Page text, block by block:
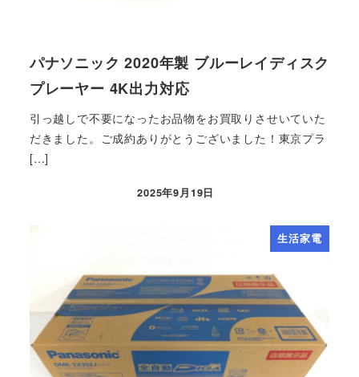
パナソニック 2020年製 ブルーレイディスク
プレーヤー 4K出力対応
引っ越しで不要になったお品物をお買取りさせいていた
だきました。ご成約ありがとうございました！東京プラ
[…]
2025年9月19日
生活家電